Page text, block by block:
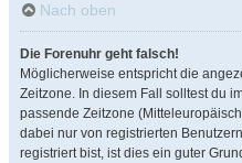
Nach oben
Die Forenuhr geht falsch!
Möglicherweise entspricht die
Zeitzone. In diesem Fall solltest du
passende Zeitzone
dabei nur von registrierten
registriert bist, ist dies ein guter